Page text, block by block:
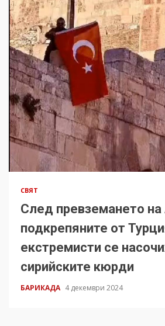
СВЯТ
След превземането
подкрепяните от
екстремисти се
сирийските кюрди
БАРИКАДА 4 декември 2024